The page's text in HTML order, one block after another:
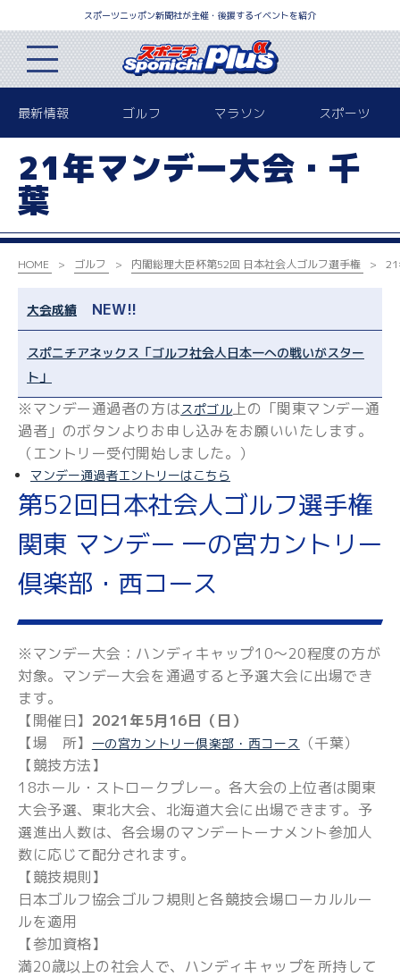
スポーツニッポン新聞社が主催・後援するイベントを紹介
最新情報 ゴルフ マラソン スポーツ
21年マンデー大会・千
葉
HOME ゴルフ 内閣総理大臣杯第52回 日本社会人ゴルフ選手権
大会成績 NEW!!
スポニチアネックス「ゴルフ社会人日本一への戦いがスター
ト」
※マンデー通過者の方はスポゴル 上の「関東マンデー通
過者」のボタンよりお申し込みをお願いいたします。
（エントリー受付開始しました。）
マンデー通過者エントリーはこちら
第52回日本社会人ゴルフ選手権
関東 マンデー 一の宮カントリー
倶楽部・西コース
※マンデー大会：ハンディキャップ10～20程度の方が
対象。マンデー大会を通過すると予選大会に出場でき
ます。
【開催日】 2021年5月16日（日）
【場 所】 一の宮カントリー倶楽部・西コース
（千葉）
【競技方法】
18ホール・ストロークプレー。各大会の上位者は関東
大会予選、東北大会、北海道大会に出場できます。予
選進出人数は、各会場のマンデートーナメント参加人
数に応じて配分されます。
【競技規則】
日本ゴルフ協会ゴルフ規則と各競技会場ローカルルー
ルを適用
【参加資格】
満20歳以上の社会人で、ハンディキャップを所持して